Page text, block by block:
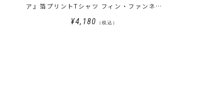
ア』箔プリントTシャツ フィン・ファンネル
柄
¥4,180 （税込）